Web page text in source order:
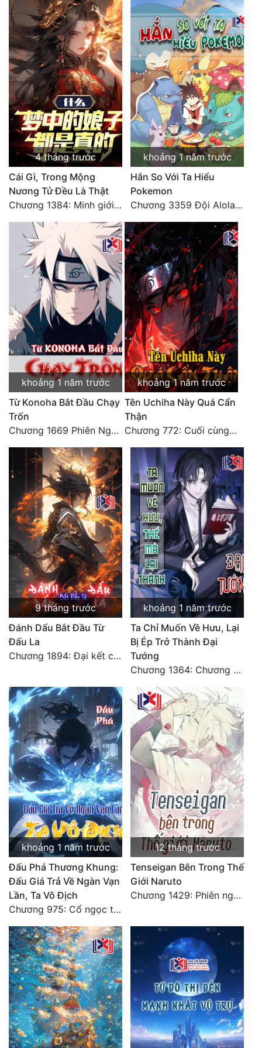
Tu Chân
Tu Tiên
Tội Phạm
Vô Địch
Võ Hiệp
Võng Du
Xuyên Không
Xuyên Nhanh
Xuyên Sách
Xuyên Thư
Điền Văn
Đô Thị
Đông Phương
Đông Phương Huyền Huyễn
Đồng Nhân
Cẩu Đạo Trường Sinh
Ngự Thú
Truyện Nam
Truyện Nữ
Vô Địch Lưu
Xây Dựng Thế Lực
Đam Mỹ
Đẹp Hiệp
Tính Cách Nhân Vật :
Cơ Trí
Điềm Đạm
4 tháng trước
Cái Gì, Trong Mộng
Nương Tử Đều Là Thật
Chương 1384: Minh giới cực độc
khoảng 1 năm trước
Hắn So Với Ta Hiểu
Pokemon
Chương 3359 Đội Alola tốt nghiệp!
khoảng 1 năm trước
Từ Konoha Bắt Đầu Chạy
Trốn
Chương 1669 Phiên Ngoại (3)
khoảng 1 năm trước
Tên Uchiha Này Quá Cẩn
Thận
Chương 772: Cuối cùng Nhẫn Giới (Đại kết cục)
9 tháng trước
Đánh Dấu Bắt Đầu Từ
Đấu La
Chương 1894: Đại kết cục
khoảng 1 năm trước
Ta Chỉ Muốn Về Hưu, Lại
Bị Ép Trở Thành Đại
Tướng
Chương 1364: Chương cuối, ngươi muốn làm cái gì vương tới?
khoảng 1 năm trước
Đấu Phá Thương Khung:
Đấu Giá Trả Về Ngàn Vạn
Lần, Ta Vô Địch
Chương 975: Cổ ngọc tề tựu, đấu giá đế phẩm Sồ Đan! (Đại Kết Cục)
12 tháng trước
Tenseigan Bên Trong Thế
Giới Naruto
Chương 1429: Phiên ngoại Hokage Đệ Lục tranh đoạt chiến (cuối cùng)